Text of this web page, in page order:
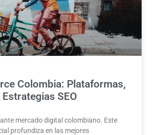
Colombia: Plataformas,
SEO
mercado digital colombiano. Este
profundiza en las mejores